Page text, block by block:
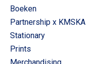
Boeken
Partnership x KMSKA
Stationary
Prints